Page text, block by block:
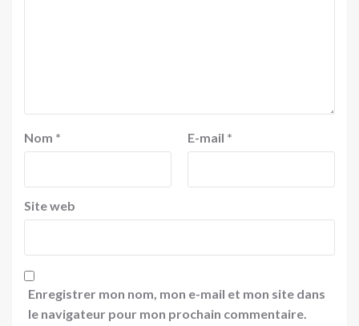
Nom * E-mail *
Site web
Enregistrer mon nom, mon e-mail et mon site dans
le navigateur pour mon prochain commentaire.